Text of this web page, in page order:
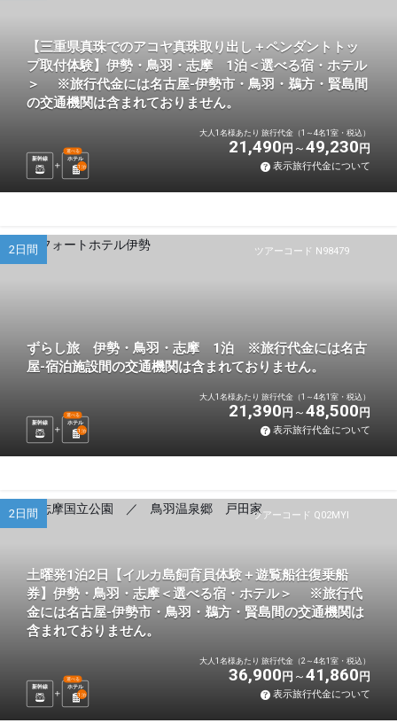
【三重県真珠でのアコヤ真珠取り出し＋ペンダントトッ
プ取付体験】伊勢・鳥羽・志摩 1泊＜選べる宿・ホテル
＞ ※旅行代金には名古屋-伊勢市・鳥羽・鵜方・賢島間
の交通機関は含まれておりません。
新幹線 ホテル
選べる
1 泊
大人1名様あたり 旅行代金（1～4名1室・税込）
21,490 円 49,230 円
表示旅行代金について
ツアーコード N98479
2日間
ずらし旅 伊勢・鳥羽・志摩 1泊 ※旅行代金には名古
屋-宿泊施設間の交通機関は含まれておりません。
新幹線 ホテル
選べる
1 泊
大人1名様あたり 旅行代金（1～4名1室・税込）
21,390 円 48,500 円
表示旅行代金について
ツアーコード Q02MYI
2日間
土曜発1泊2日【イルカ島飼育員体験＋遊覧船往復乗船
券】伊勢・鳥羽・志摩＜選べる宿・ホテル＞ ※旅行代
金には名古屋-伊勢市・鳥羽・鵜方・賢島間の交通機関は
含まれておりません。
新幹線 ホテル
選べる
1 泊
大人1名様あたり 旅行代金（2～4名1室・税込）
36,900 円 41,860 円
表示旅行代金について